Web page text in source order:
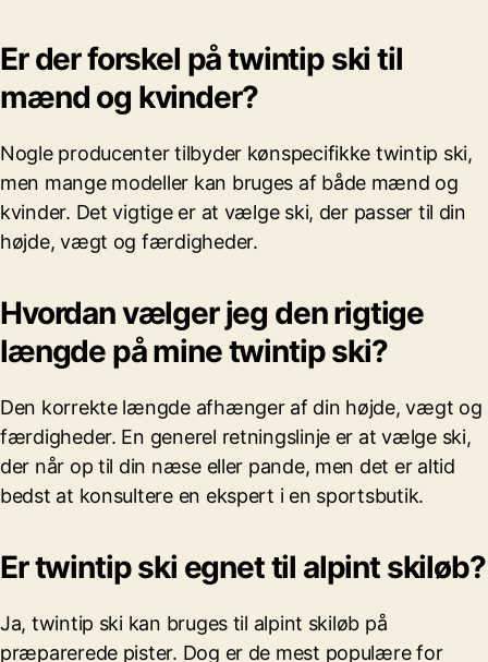
Er der forskel på twintip ski til
mænd og kvinder?
Nogle producenter tilbyder kønspecifikke twintip ski,
men mange modeller kan bruges af både mænd og
kvinder. Det vigtige er at vælge ski, der passer til din
højde, vægt og færdigheder.
Hvordan vælger jeg den rigtige
længde på mine twintip ski?
Den korrekte længde afhænger af din højde, vægt og
færdigheder. En generel retningslinje er at vælge ski,
der når op til din næse eller pande, men det er altid
bedst at konsultere en ekspert i en sportsbutik.
Er twintip ski egnet til alpint skiløb?
Ja, twintip ski kan bruges til alpint skiløb på
præparerede pister. Dog er de mest populære for